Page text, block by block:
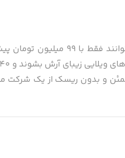
و بدون ریسک از یک شرکت
گرانقدر قرار میدهد.